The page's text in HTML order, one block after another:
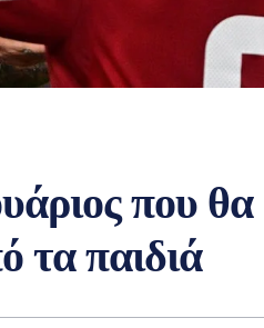
που θα
τα παιδιά